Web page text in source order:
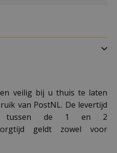
veilig bij u thuis te laten
van PostNL. De levertijd
tussen de 1 en 2
geldt zowel voor